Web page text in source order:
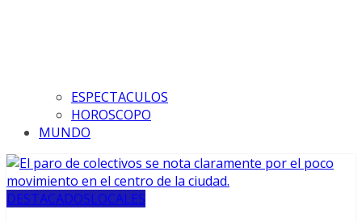
ESPECTACULOS
HOROSCOPO
MUNDO
DESTACADOSLOCALES